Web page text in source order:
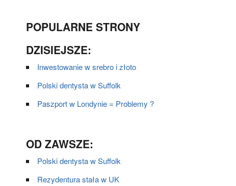
POPULARNE STRONY
DZISIEJSZE:
Inwestowanie w srebro i złoto
Polski dentysta w Suffolk
Paszport w Londynie = Problemy ?
OD ZAWSZE:
Polski dentysta w Suffolk
Rezydentura stała w UK